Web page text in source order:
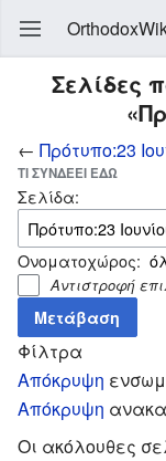
Σελίδες
← Πρότυπο:23
ΤΙ ΣΥΝΔΈΕΙ ΕΔΏ
Σελίδα:
Ονοματοχώρος:
Αντιστροφή
Φίλτρα
Απόκρυψη
Απόκρυψη
Οι ακόλουθες